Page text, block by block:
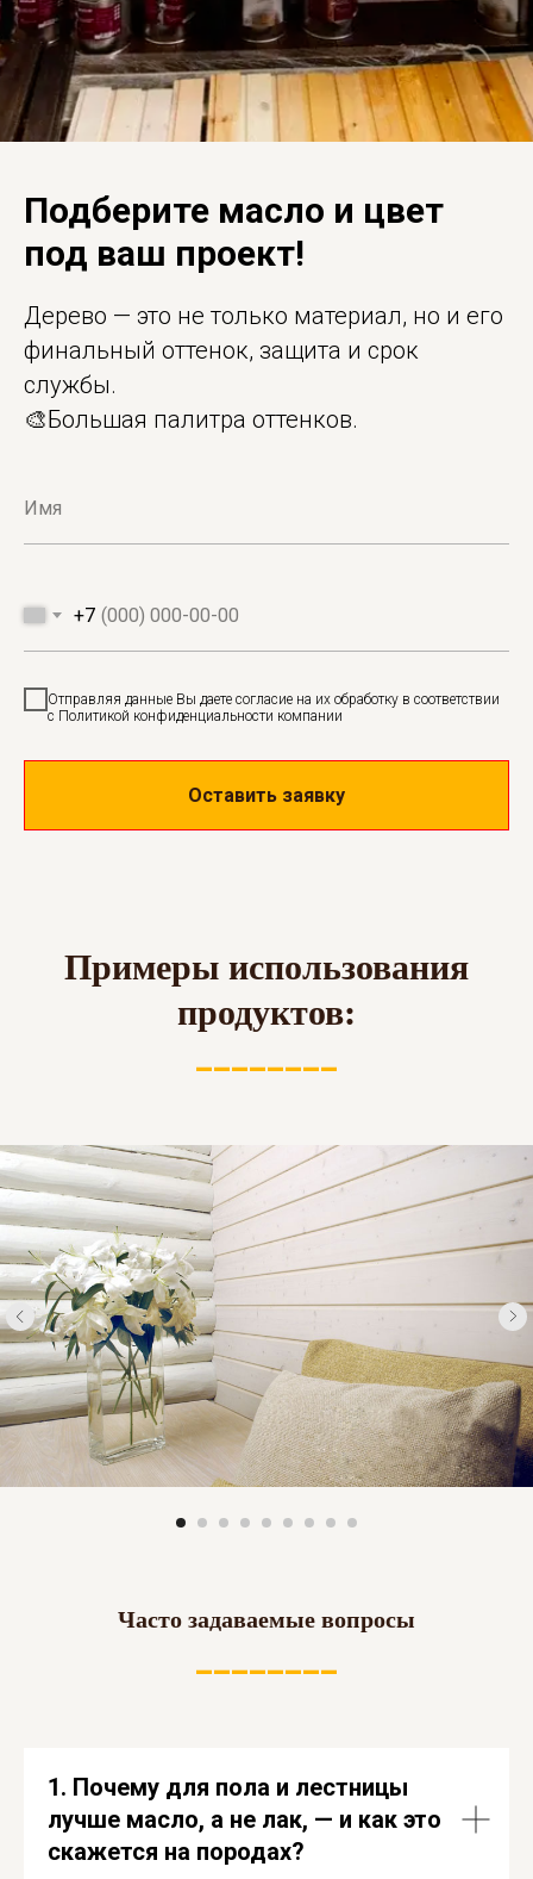
Подберите масло и цвет
под ваш проект!
Дерево — это не только материал, но и его
финальный оттенок, защита и срок
службы.
🎨Большая палитра оттенков.
+7
Отправляя данные Вы даете согласие на их обработку в соответствии
с Политикой конфиденциальности компании
Оставить заявку
Примеры использования
продуктов:
________
Часто задаваемые вопросы
1. Почему для пола и лестницы
лучше масло, а не лак, — и как это
скажется на породах?